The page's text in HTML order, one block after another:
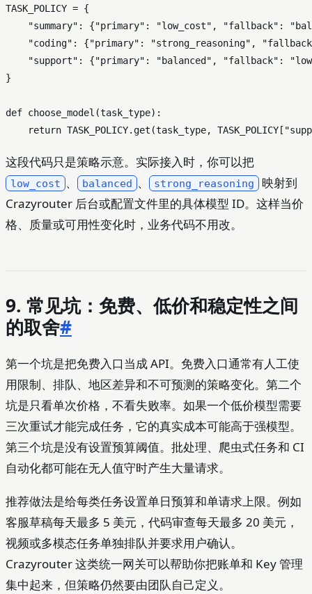
TASK_POLICY = {
"summary" : {"primary" : "low_cost" , "fallback" :
"coding" : {"primary" : "strong_reasoning" ,
"support" : {"primary" : "balanced" , "fallback" :
}
def choose_model (task_type):
return TASK_POLICY.get(task_type, TASK_POLICY[
这段代码只是策略示意。实际接入时，你可以把
low_cost 、 balanced 、 strong_reasoning
映射到
Crazyrouter 后台或配置文件里的具体模型 ID。这样当价
格、质量或可用性变化时，业务代码不用改。
9. 常见坑：免费、低价和稳定性之间
的取舍#
第一个坑是把免费入口当成 API。免费入口通常有人工使
用限制、排队、地区差异和不可预测的策略变化。第二个
坑是只看单次价格，不看失败率。如果一个低价模型需要
三次重试才能完成任务，它的真实成本可能高于强模型。
第三个坑是没有设置预算阈值。批处理、爬虫式任务和 CI
自动化都可能在无人值守时产生大量请求。
推荐做法是给每类任务设置单日预算和单请求上限。例如
客服草稿每天最多 5 美元，代码审查每天最多 20 美元，
视频或多模态任务单独排队并要求用户确认。
Crazyrouter 这类统一网关可以帮助你把账单和 Key 管理
集中起来，但策略仍然要由团队自己定义。